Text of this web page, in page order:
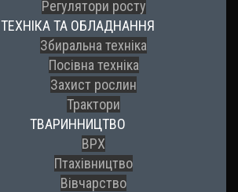
Регулятори росту
ТЕХНІКА ТА ОБЛАДНАННЯ
Збиральна техніка
Посівна техніка
Захист рослин
Трактори
ТВАРИННИЦТВО
ВРХ
Птахівництво
Вівчарство